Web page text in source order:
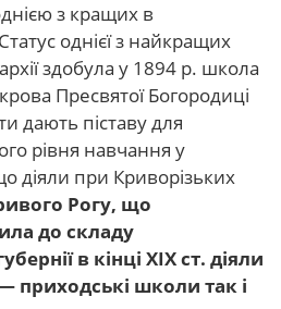
з кращих в
однієї з найкращих
здобула у 1894 р. школа
Пресвятої Богородиці
дають піставу для
рівня навчання у
діяли при Криворізьких
Рогу, що
до складу
в кінці ХІХ ст. діяли
приходські школи так і